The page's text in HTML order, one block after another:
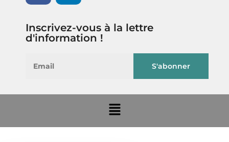
Inscrivez-vous à la lettre
d'information !